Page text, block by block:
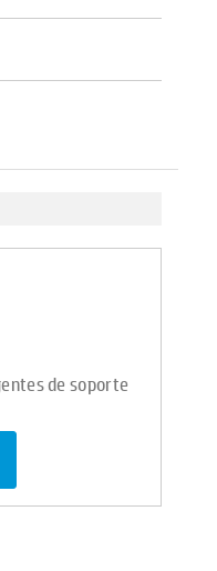
de soporte